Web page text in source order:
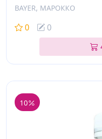
BAYER, МАРОККО
0 0
10